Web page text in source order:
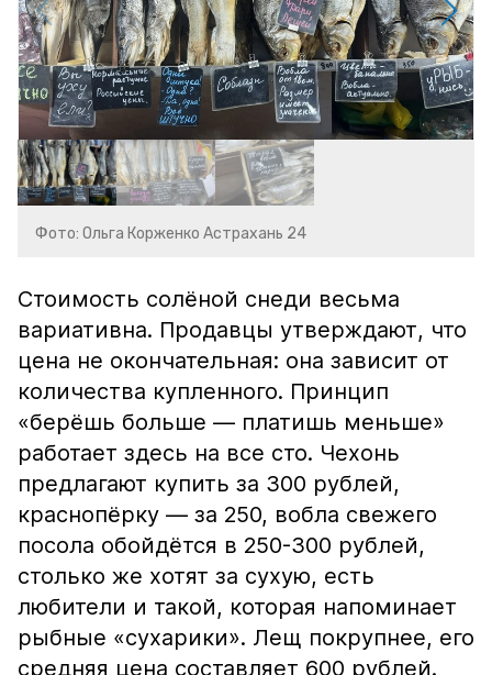
Фото: Ольга Корженко Астрахань 24
Стоимость солёной снеди весьма
вариативна. Продавцы утверждают, что
цена не окончательная: она зависит от
количества купленного. Принцип
«берёшь больше — платишь меньше»
работает здесь на все сто. Чехонь
предлагают купить за 300 рублей,
краснопёрку — за 250, вобла свежего
посола обойдётся в 250-300 рублей,
столько же хотят за сухую, есть
любители и такой, которая напоминает
рыбные «сухарики». Лещ покрупнее, его
средняя цена составляет 600 рублей.